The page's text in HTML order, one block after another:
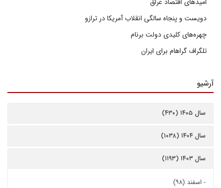
دویست و پنجاه سالگی انقلاب آمریکا در ترازو
چهره‌های کلیدی دولت برنام
تلگراف گراهام برای ایران
آرشیو
سال ۱۴۰۵ (۴۳۰)
سال ۱۴۰۴ (۱۰۳۸)
سال ۱۴۰۳ (۱۱۹۳)
- اسفند (۹۸)